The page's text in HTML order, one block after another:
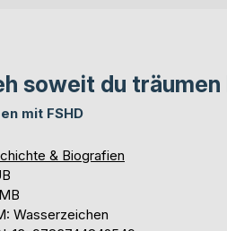
soweit du träumen
mit FSHD
& Biografien
Wasserzeichen